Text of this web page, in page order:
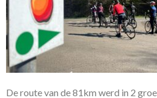
De route van de 81km werd in 2